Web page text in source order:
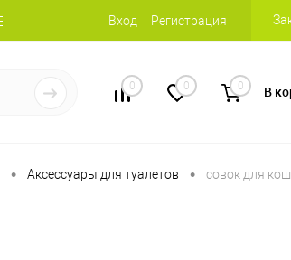
Вход Регистрация
0 0 0 В
• Аксессуары для туалетов • совок для